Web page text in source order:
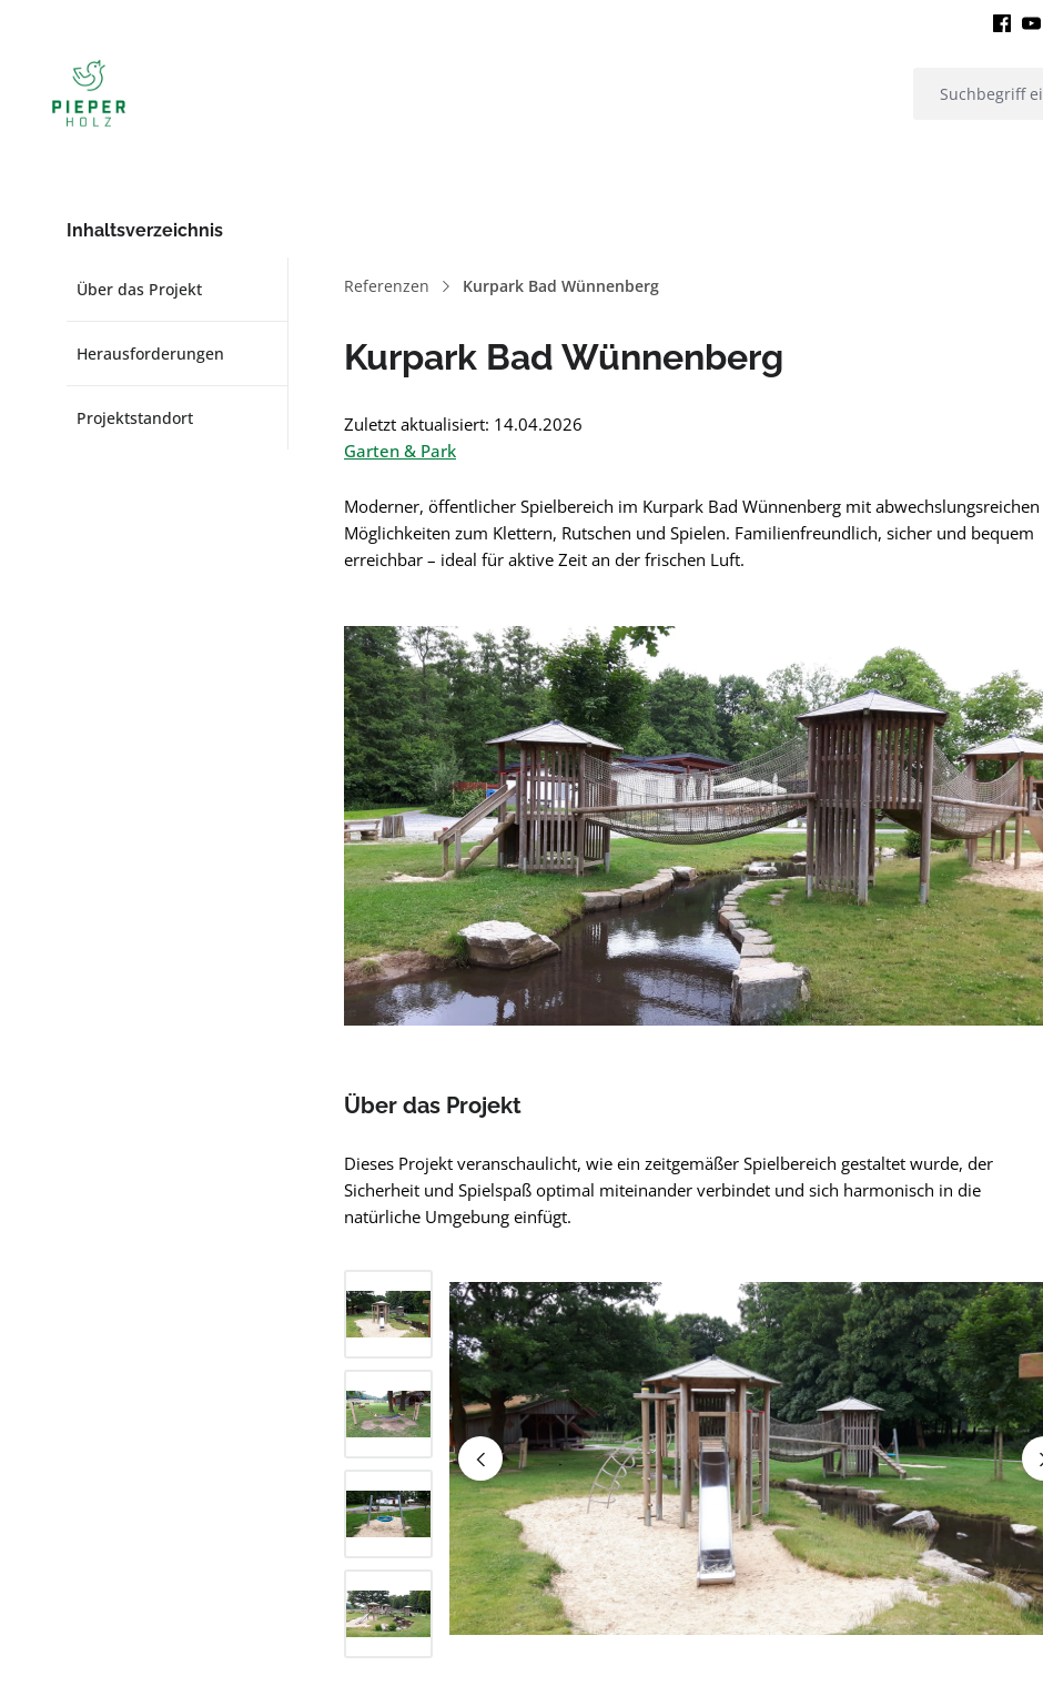
Inhaltsverzeichnis
Über das Projekt
Herausforderungen
Projektstandort
Referenzen Kurpark Bad Wünnenberg
Kurpark Bad Wünnenberg
Zuletzt aktualisiert: 14.04.2026
Garten & Park
Moderner, öffentlicher Spielbereich im Kurpark Bad Wünnenberg mit abwechslungsreichen
Möglichkeiten zum Klettern, Rutschen und Spielen. Familienfreundlich, sicher und bequem
erreichbar – ideal für aktive Zeit an der frischen Luft.
Über das Projekt
Dieses Projekt veranschaulicht, wie ein zeitgemäßer Spielbereich gestaltet wurde, der
Sicherheit und Spielspaß optimal miteinander verbindet und sich harmonisch in die
natürliche Umgebung einfügt.
Bildergalerie überspringen